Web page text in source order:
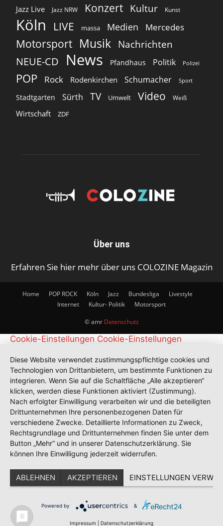
Jazz Live Jazz NRW Konzert Kultur Kunst
Köln LIVE massa Medien Mercedes
Motorsport Musik Nachrichten
NEUE-CD
News Pfandhaus Politik Polizei
POP Rock Rodenkirchen Schumacher Sport
Stadtgarten Sürth TV Umwelt Video Weiß
Wirtschaft ZDF
Über uns
Erfahren Sie hier mehr über uns COLOZINE Magazin
Home POP ROCK Köln Jazz Bundesliga
Livestyle
Internet
Kultur- Politik Motorsport
© amr Datenschutz
Cookie-Einstellungen Cookie-Einstellungen
Diese Website verwendet zustimmungspflichtige cookies und
Technologien von Drittanbietern, um bestimmte Funktionen zu
integrieren. Wenn Sie auf die Schaltfläche „Alle akzeptieren“
klicken, werden diese Funktionen aktiviert (Zustimmung).
Nach erfolgter Einwilligung verarbeiten wir und die beteiligten
Drittunternehmen Ihre personenbezogenen Daten für
verschiedene Zwecke. Detaillierte Informationen zu Zweck,
Rechtsgrundlage und Drittunternehmen finden Sie unter dem
Button „Mehr“ und in unserer Datenschutzerklärung. Sie
können Ihre Einwilligung jederzeit widerrufen.
ABLEHNEN AKZEPTIEREN EINSTELLUNGEN
Powered by &
Impressum Datenschutzerklärung